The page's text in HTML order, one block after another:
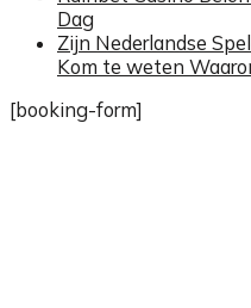
Dag
Zijn Nederlandse
Kom te weten
[booking-form]